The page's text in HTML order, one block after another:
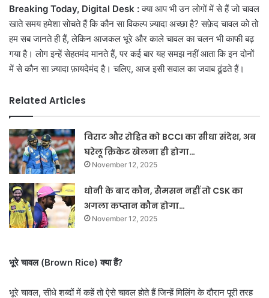
Breaking Today, Digital Desk :क्या आप भी उन लोगों में से हैं जो चावल
खाते समय हमेशा सोचते हैं कि कौन सा विकल्प ज़्यादा अच्छा है? सफ़ेद चावल को तो
हम सब जानते ही हैं, लेकिन आजकल भूरे और काले चावल का चलन भी काफी बढ़
गया है। लोग इन्हें सेहतमंद मानते हैं, पर कई बार यह समझ नहीं आता कि इन दोनों
में से कौन सा ज़्यादा फ़ायदेमंद है। चलिए, आज इसी सवाल का जवाब ढूंढते हैं।
Related Articles
विराट और रोहित को BCCI का सीधा संदेश, अब
घरेलू क्रिकेट खेलना ही होगा…
November 12, 2025
धोनी के बाद कौन, सैमसन नहीं तो CSK का
अगला कप्तान कौन होगा…
November 12, 2025
भूरे चावल (Brown Rice) क्या हैं?
भूरे चावल, सीधे शब्दों में कहें तो ऐसे चावल होते हैं जिन्हें मिलिंग के दौरान पूरी तरह